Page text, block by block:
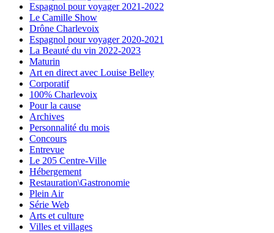
Espagnol pour voyager 2021-2022
Le Camille Show
Drône Charlevoix
Espagnol pour voyager 2020-2021
La Beauté du vin 2022-2023
Maturin
Art en direct avec Louise Belley
Corporatif
100% Charlevoix
Pour la cause
Archives
Personnalité du mois
Concours
Entrevue
Le 205 Centre-Ville
Hébergement
Restauration\Gastronomie
Plein Air
Série Web
Arts et culture
Villes et villages